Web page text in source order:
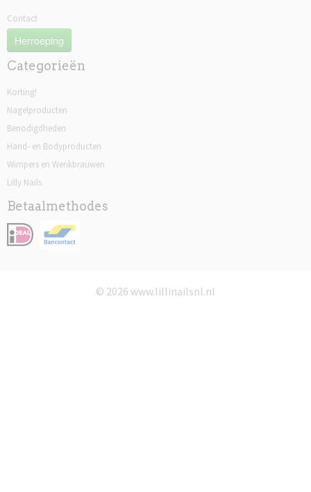
Contact
Herroeping
Categorieën
Korting!
Nagelproducten
Benodigdheden
Hand- en Bodyproducten
Wimpers en Wenkbrauwen
Lilly Nails
Betaalmethodes
© 2026 www.lillinailsnl.nl